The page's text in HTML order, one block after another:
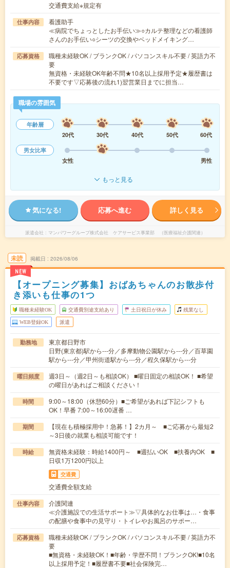
交通費支給※規定有
仕事内容
看護助手
≪病院でちょっとしたお手伝い≫○カルテ整理などの看護師
さんのお手伝い○シーツの交換やベッドメイキング…
応募資格
職種未経験OK / ブランクOK / パソコンスキル不要 / 英語力不
要
無資格・未経験OK年齢不問★10名以上採用予定★履歴書は
不要です▽応募後の流れ1)翌営業日までに担当…
職場の雰囲気
年齢層
20代
30代 40代 50代
60代
男女比率
女性
男性
もっと見る
気になる! 応募へ進む 詳しく見る
派遣会社 マンパワーグループ株式会社 ケアサービス事業部 （医療福祉介護関連）
未読
NEW
掲載日 2026/08/06
【オープニング募集】おばあちゃんのお散歩付
き添いも仕事の1つ
職種未経験OK 交通費別途支給あり 土日祝日が休み 残業なし
WEB登録OK 派遣
勤務地
東京都日野市
日野(東京都)駅から---分／多摩動物公園駅から---分／百草園
駅から---分／甲州街道駅から---分／程久保駅から---分
曜日頻度
週3日～（週2日～も相談OK） ■曜日固定の相談OK！ ■希望
の曜日があればご相談ください！
時間
9:00～18:00（休憩60分）■ご希望があれば下記シフトも
OK！早番 7:00～16:00遅番 …
期間
【現在も積極採用中！急募！】2カ月～ ■ご応募から最短2
～3日後の就業も相談可能です！
時給
無資格未経験：時給1400円～ ■週払いOK ■扶養内OK ■
日収1万1200円以上
交通費
交通費全額支給
仕事内容
介護関連
≪介護施設での生活サポート≫▽具体的なお仕事は…・食事
の配膳や食事中の見守り・トイレやお風呂のサポー…
応募資格
職種未経験OK / ブランクOK / パソコンスキル不要 / 英語力不
要
■無資格・未経験OK！■年齢・学歴不問！ブランクOK!■10名
以上採用予定！■履歴書不要■社会保険完…